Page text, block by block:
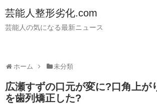
芸能人整形劣化.com
芸能人の気になる最新ニュース
ホーム 未分類
広瀬すずの口元が変に?口角上が
を歯列矯正した?